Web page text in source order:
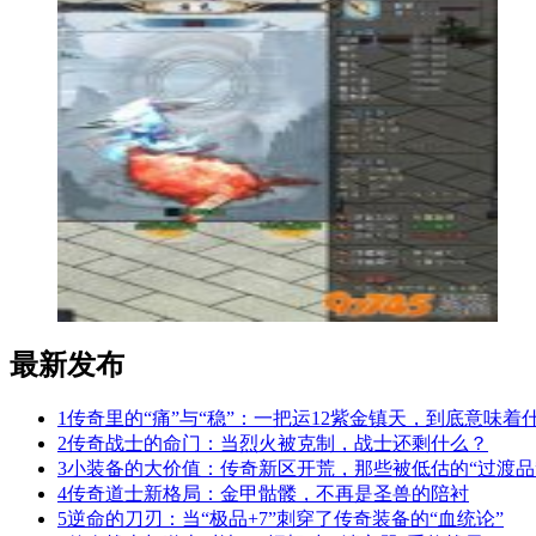
最新发布
1传奇里的“痛”与“稳”：一把运12紫金镇天，到底意味着
2传奇战士的命门：当烈火被克制，战士还剩什么？
3小装备的大价值：传奇新区开荒，那些被低估的“过渡品
4传奇道士新格局：金甲骷髅，不再是圣兽的陪衬
5逆命的刀刃：当“极品+7”刺穿了传奇装备的“血统论”